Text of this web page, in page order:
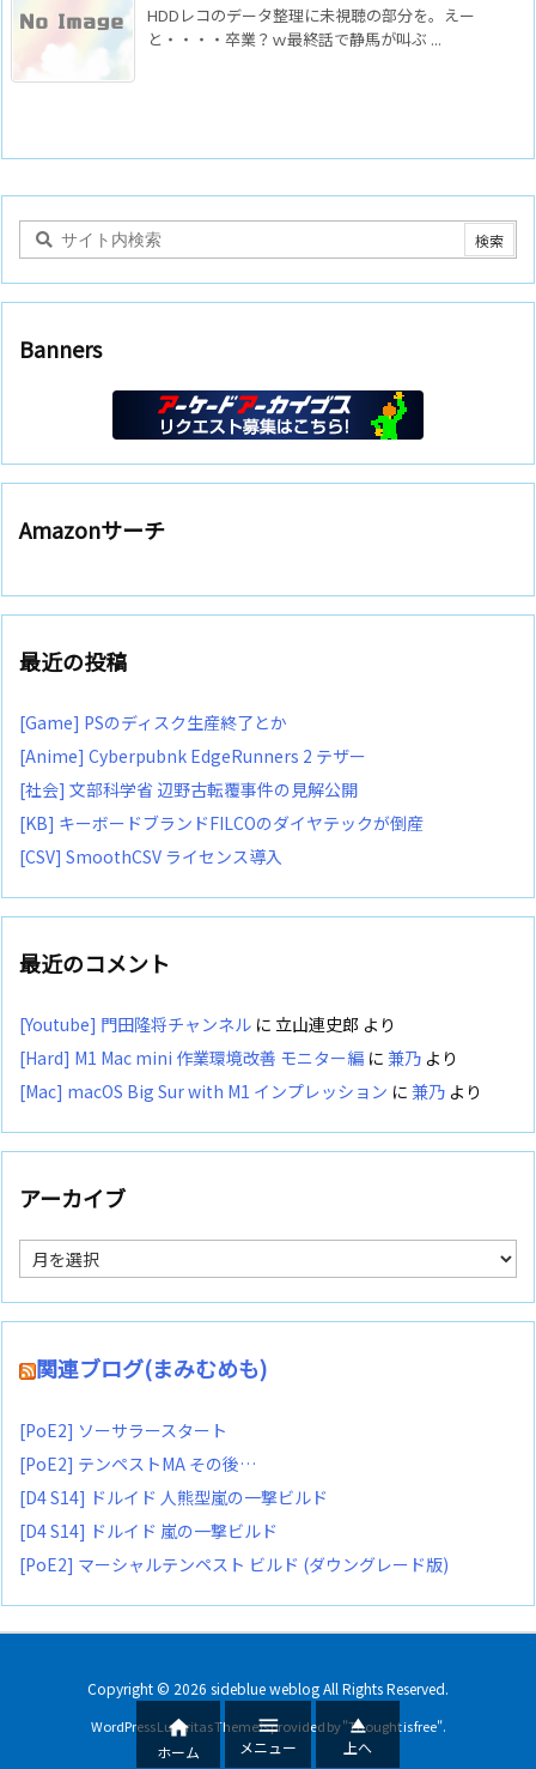
HDDレコのデータ整理に未視聴の部分を。えー
と・・・・卒業？ｗ最終話で静馬が叫ぶ ...
Banners
Amazonサーチ
最近の投稿
[Game] PSのディスク生産終了とか
[Anime] Cyberpubnk EdgeRunners 2 テザー
[社会] 文部科学省 辺野古転覆事件の見解公開
[KB] キーボードブランドFILCOのダイヤテックが倒産
[CSV] SmoothCSV ライセンス導入
最近のコメント
[Youtube] 門田隆将チャンネル に 立山連史郎 より
[Hard] M1 Mac mini 作業環境改善 モニター編 に 兼乃 より
[Mac] macOS Big Sur with M1 インプレッション に 兼乃 より
アーカイブ
ア
ー
カ
イ
関連ブログ(まみむめも)
[PoE2] ソーサラースタート
[PoE2] テンペストMA その後…
[D4 S14] ドルイド 人熊型嵐の一撃ビルド
[D4 S14] ドルイド 嵐の一撃ビルド
[PoE2] マーシャルテンペスト ビルド (ダウングレード版)
Copyright © 2026 sideblue weblogAll Rights Reserved.
WordPress Luxeritas Theme is provided by "Thought is free".

ホーム

メニュー

上へ